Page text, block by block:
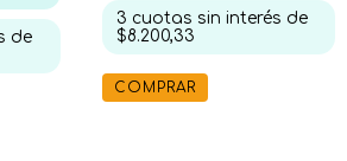
de
3 cuotas sin interés de
$8.200,33
COMPRAR